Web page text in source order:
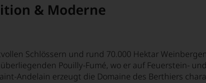
& Moderne
Schlössern und rund 70.000 Hektar
Pouilly-Fumé, wo er auf Feuerstein-
Andelain erzeugt die Domaine des Berthiers